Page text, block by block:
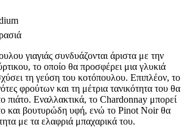
γιαγιάς συνδυάζονται άριστα με την
το οποίο θα προσφέρει μια γλυκιά
τη γεύση του κοτόπουλου. Επιπλέον, το
φρούτων και τη μέτρια τανικότητα του θα
πιάτο. Εναλλακτικά, το Chardonnay μπορεί
και βουτυρώδη υφή, ενώ το Pinot Noir θα
με τα ελαφριά μπαχαρικά του.